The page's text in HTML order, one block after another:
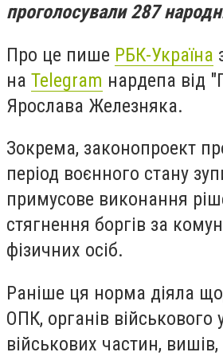
проголосували 287
Про це пише РБК-Україна
на Telegram нардепа від
Ярослава Железняка.
Зокрема, законопроект
період воєнного стану
примусове виконання
стягнення боргів за
фізичних осіб.
Раніше ця норма діяла
ОПК, органів військового
військових частин,